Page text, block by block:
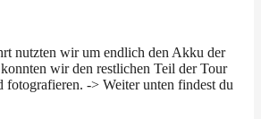
nutzten wir um endlich den Akku der
wir den restlichen Teil der Tour
fotografieren. -> Weiter unten findest du